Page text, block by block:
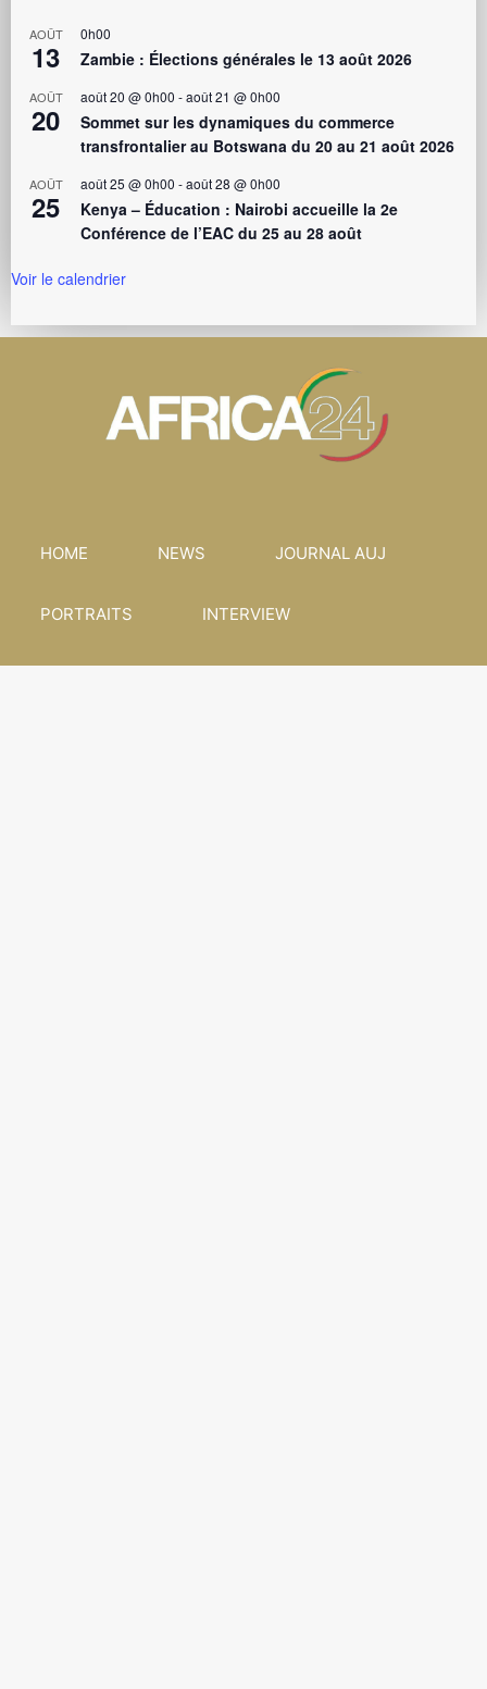
AOÛT
13
0h00
Zambie : Élections générales le 13 août 2026
AOÛT
20
août 20 @ 0h00 -août 21 @ 0h00
Sommet sur les dynamiques du commerce
transfrontalier au Botswana du 20 au 21 août 2026
AOÛT
25
août 25 @ 0h00 -août 28 @ 0h00
Kenya – Éducation : Nairobi accueille la 2e
Conférence de l’EAC du 25 au 28 août
Voir le calendrier
HOME NEWS JOURNAL AUJ
PORTRAITS INTERVIEW